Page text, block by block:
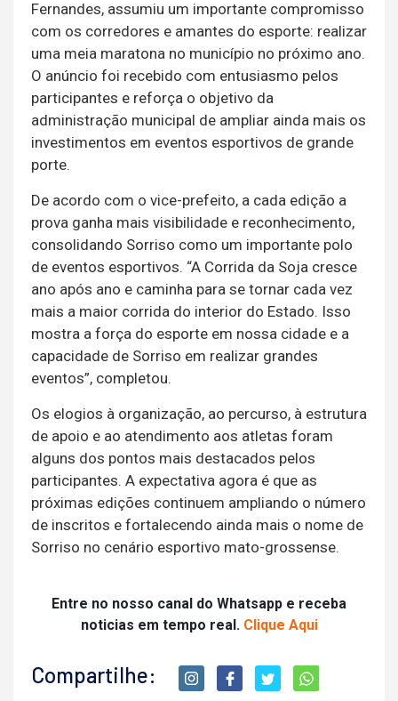
Fernandes, assumiu um importante compromisso
com os corredores e amantes do esporte: realizar
uma meia maratona no município no próximo ano.
O anúncio foi recebido com entusiasmo pelos
participantes e reforça o objetivo da
administração municipal de ampliar ainda mais os
investimentos em eventos esportivos de grande
porte.
De acordo com o vice-prefeito, a cada edição a
prova ganha mais visibilidade e reconhecimento,
consolidando Sorriso como um importante polo
de eventos esportivos. “A Corrida da Soja cresce
ano após ano e caminha para se tornar cada vez
mais a maior corrida do interior do Estado. Isso
mostra a força do esporte em nossa cidade e a
capacidade de Sorriso em realizar grandes
eventos”, completou.
Os elogios à organização, ao percurso, à estrutura
de apoio e ao atendimento aos atletas foram
alguns dos pontos mais destacados pelos
participantes. A expectativa agora é que as
próximas edições continuem ampliando o número
de inscritos e fortalecendo ainda mais o nome de
Sorriso no cenário esportivo mato-grossense.
Entre no nosso canal do Whatsapp e receba
noticias em tempo real. Clique Aqui
Compartilhe: